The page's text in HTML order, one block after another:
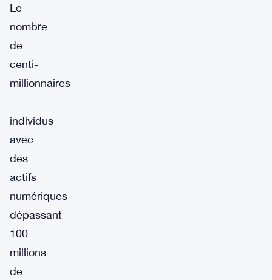
Le
nombre
de
centi-
millionnaires
—
individus
avec
des
actifs
numériques
dépassant
100
millions
de